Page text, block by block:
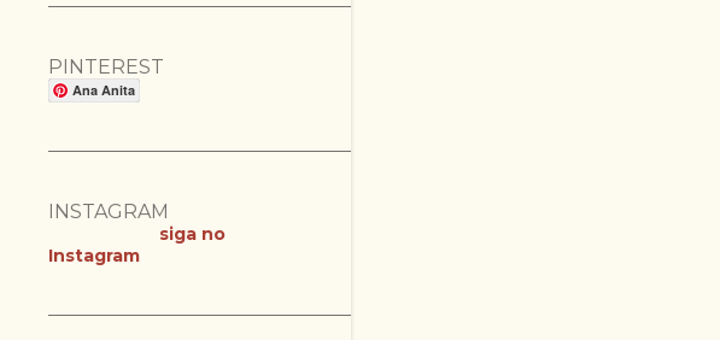
PINTEREST
Ana Anita
INSTAGRAM
siga no
Instagram